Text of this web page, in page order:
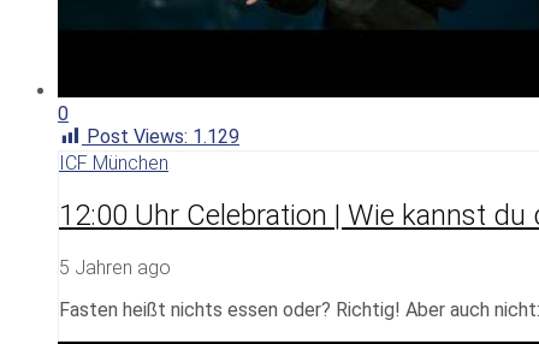
0
Post Views: 1.129
ICF München
12:00 Uhr Celebration | Wie kannst
5 Jahren ago
Fasten heißt nichts essen oder? Richtig! Aber auch